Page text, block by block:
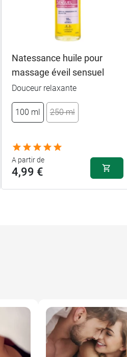
Natessance huile pour
massage éveil sensuel
Douceur relaxante
100 ml 250 ml
A partir de
4,99 €